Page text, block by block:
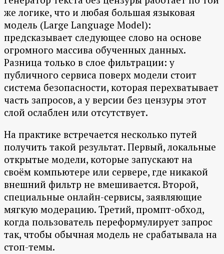
же логике, что и любая большая языковая
модель (Large Language Model):
предсказывает следующее слово на основе
огромного массива обученных данных.
Разница только в слое фильтрации: у
публичного сервиса поверх модели стоит
система безопасности, которая перехватывает
часть запросов, а у версии без цензуры этот
слой ослаблен или отсутствует.
На практике встречается несколько путей
получить такой результат. Первый, локальные
открытые модели, которые запускают на
своём компьютере или сервере, где никакой
внешний фильтр не вмешивается. Второй,
специальные онлайн-сервисы, заявляющие
мягкую модерацию. Третий, промпт-обход,
когда пользователь переформулирует запрос
так, чтобы обычная модель не срабатывала на
стоп-темы.